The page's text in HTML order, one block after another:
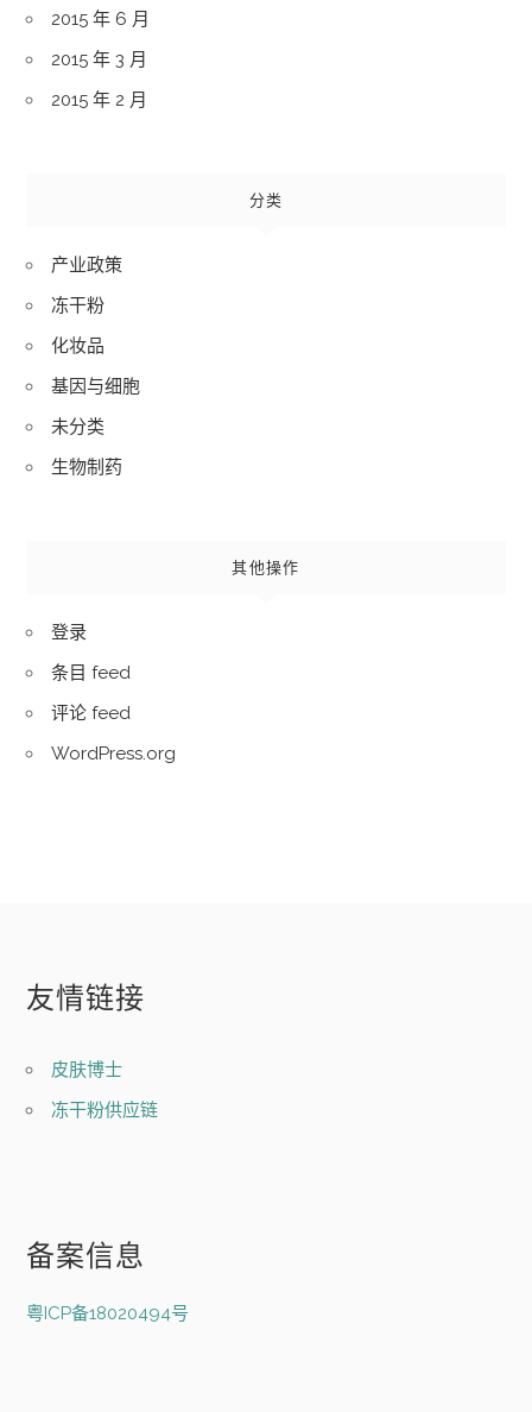
2015 年 6 月
2015 年 3 月
2015 年 2 月
分类
产业政策
冻干粉
化妆品
基因与细胞
未分类
生物制药
其他操作
登录
条目 feed
评论 feed
WordPress.org
友情链接
皮肤博士
冻干粉供应链
备案信息
粤ICP备18020494号